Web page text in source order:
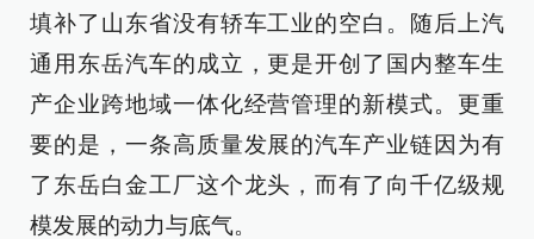
填补了山东省没有轿车工业的空白。随后上汽
通用东岳汽车的成立，更是开创了国内整车生
产企业跨地域一体化经营管理的新模式。更重
要的是，一条高质量发展的汽车产业链因为有
了东岳白金工厂这个龙头，而有了向千亿级规
模发展的动力与底气。